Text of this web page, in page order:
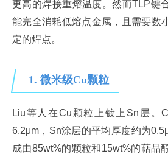
更高的焊接重熔温度。然而TLP键
能完全消耗低熔点金属，且需要数
定的焊点。
1. 微米级Cu颗粒
Liu等人在Cu颗粒上镀上Sn层。
6.2μm，Sn涂层的平均厚度约为
成由85wt%的颗粒和15wt%的萜品